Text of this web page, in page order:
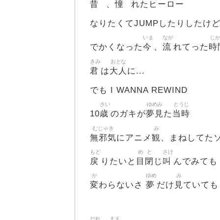
昔 、憧 れたヒーロー
なりたくてJUMPしたりしたけ
でかくなった今
いま
、 流
なが
れてった 時
じ
君
きみ
は大人
おとな
に...
でも I WANNA REWIND
10歳
さい
のガキが夢見
ゆめみ
た 当時
とうじ
無邪気
むじゃき
にアニメ 観
み
、まねしてた
戻
もど
りたいと 目
め
閉
と
じ 叫
さけ
んでみても
変
か
わらないさ 夢
ゆめ
だけ 見
み
ていても
だれ まえ